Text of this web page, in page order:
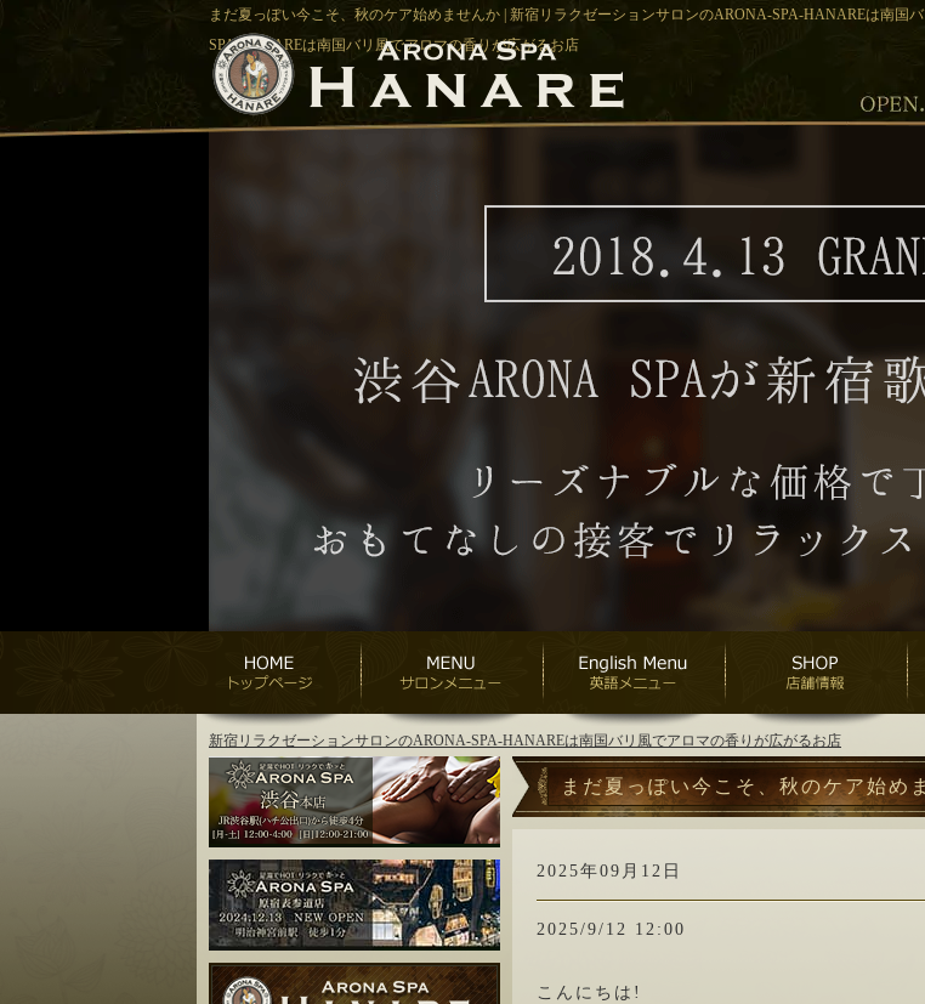
まだ夏っぽい今こそ、秋のケア始めませんか | 新宿リラクゼーションサロンのARONA-SPA-HANAREは南
SPA-HANAREは南国バリ風でアロマの香りが広がるお店
新宿リラクゼーションサロンのARONA-SPA-HANAREは南国バリ風でアロマの香りが広がるお店
まだ夏っぽい今こそ、秋のケア始め
2025年09月12日
2025/9/12 12:00
こんにちは!